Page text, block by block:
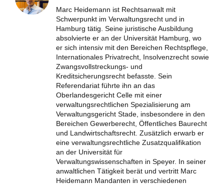
Marc Heidemann ist Rechtsanwalt mit
Schwerpunkt im Verwaltungsrecht und in
Hamburg tätig. Seine juristische Ausbildung
absolvierte er an der Universität Hamburg, wo
er sich intensiv mit den Bereichen Rechtspflege,
Internationales Privatrecht, Insolvenzrecht sowie
Zwangsvollstreckungs- und
Kreditsicherungsrecht befasste. Sein
Referendariat führte ihn an das
Oberlandesgericht Celle mit einer
verwaltungsrechtlichen Spezialisierung am
Verwaltungsgericht Stade, insbesondere in den
Bereichen Gewerberecht, Öffentliches Baurecht
und Landwirtschaftsrecht. Zusätzlich erwarb er
eine verwaltungsrechtliche Zusatzqualifikation
an der Universität für
Verwaltungswissenschaften in Speyer. In seiner
anwaltlichen Tätigkeit berät und vertritt Marc
Heidemann Mandanten in verschiedenen